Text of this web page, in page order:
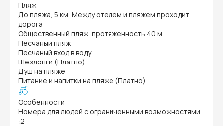
Пляж
До пляжа, 5 км, Между отелем и пляжем проходит
дорога
Общественный пляж, протяженность 40 м
Песчаный пляж
Песчаный вход в воду
Шезлонги (Платно)
Душ на пляже
Питание и напитки на пляже (Платно)
Особенности
Номера для людей с ограниченными возможностями
:2